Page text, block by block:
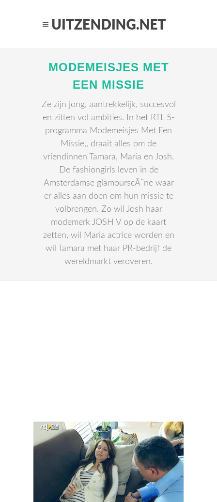
MODEMEISJES MET
EEN MISSIE
Ze zijn jong, aantrekkelijk, succesvol
en zitten vol ambities. In het RTL 5-
programma Modemeisjes Met Een
Missie,, draait alles om de
vriendinnen Tamara, Maria en Josh.
De fashiongirls leven in de
Amsterdamse glamourscÃ¨ne waar
er alles aan doen om hun missie te
volbrengen. Zo wil Josh haar
modemerk JOSH V op de kaart
zetten, wil Maria actrice worden en
wil Tamara met haar PR-bedrijf de
wereldmarkt veroveren.